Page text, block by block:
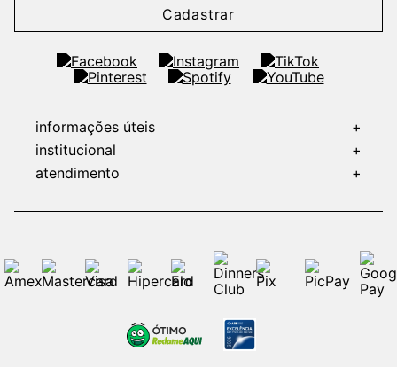
Cadastrar
informações úteis
+
institucional
+
atendimento
+